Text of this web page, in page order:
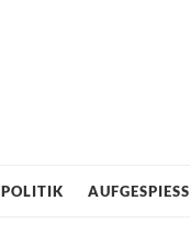
POLITIK AUFGESPIESST